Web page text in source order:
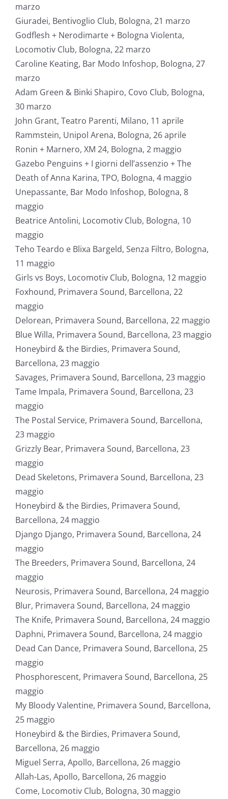
marzo
Giuradei, Bentivoglio Club, Bologna, 21 marzo
Godflesh + Nerodimarte + Bologna Violenta,
Locomotiv Club, Bologna, 22 marzo
Caroline Keating, Bar Modo Infoshop, Bologna, 27
marzo
Adam Green & Binki Shapiro, Covo Club, Bologna,
30 marzo
John Grant, Teatro Parenti, Milano, 11 aprile
Rammstein, Unipol Arena, Bologna, 26 aprile
Ronin + Marnero, XM 24, Bologna, 2 maggio
Gazebo Penguins + I giorni dell’assenzio + The
Death of Anna Karina, TPO, Bologna, 4 maggio
Unepassante, Bar Modo Infoshop, Bologna, 8
maggio
Beatrice Antolini, Locomotiv Club, Bologna, 10
maggio
Teho Teardo e Blixa Bargeld, Senza Filtro, Bologna,
11 maggio
Girls vs Boys, Locomotiv Club, Bologna, 12 maggio
Foxhound, Primavera Sound, Barcellona, 22
maggio
Delorean, Primavera Sound, Barcellona, 22 maggio
Blue Willa, Primavera Sound, Barcellona, 23 maggio
Honeybird & the Birdies, Primavera Sound,
Barcellona, 23 maggio
Savages, Primavera Sound, Barcellona, 23 maggio
Tame Impala, Primavera Sound, Barcellona, 23
maggio
The Postal Service, Primavera Sound, Barcellona,
23 maggio
Grizzly Bear, Primavera Sound, Barcellona, 23
maggio
Dead Skeletons, Primavera Sound, Barcellona, 23
maggio
Honeybird & the Birdies, Primavera Sound,
Barcellona, 24 maggio
Django Django, Primavera Sound, Barcellona, 24
maggio
The Breeders, Primavera Sound, Barcellona, 24
maggio
Neurosis, Primavera Sound, Barcellona, 24 maggio
Blur, Primavera Sound, Barcellona, 24 maggio
The Knife, Primavera Sound, Barcellona, 24 maggio
Daphni, Primavera Sound, Barcellona, 24 maggio
Dead Can Dance, Primavera Sound, Barcellona, 25
maggio
Phosphorescent, Primavera Sound, Barcellona, 25
maggio
My Bloody Valentine, Primavera Sound, Barcellona,
25 maggio
Honeybird & the Birdies, Primavera Sound,
Barcellona, 26 maggio
Miguel Serra, Apollo, Barcellona, 26 maggio
Allah-Las, Apollo, Barcellona, 26 maggio
Come, Locomotiv Club, Bologna, 30 maggio